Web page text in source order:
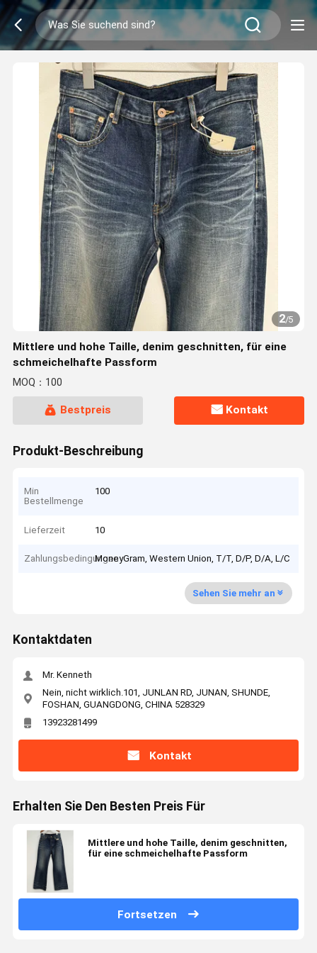
2/5
Mittlere und hohe Taille, denim geschnitten, für eine
schmeichelhafte Passform
MOQ：100
Bestpreis Kontakt
Produkt-Beschreibung
Min
Bestellmenge
100
Lieferzeit 10
ZahlungsbedingungenMoneyGram, Western Union, T/T, D/P, D/A, L/C
Sehen Sie mehr an
Kontaktdaten
Mr. Kenneth
Nein, nicht wirklich.101, JUNLAN RD, JUNAN, SHUNDE,
FOSHAN, GUANGDONG, CHINA 528329
13923281499
Kontakt
Erhalten Sie Den Besten Preis Für
Mittlere und hohe Taille, denim geschnitten,
für eine schmeichelhafte Passform
Fortsetzen